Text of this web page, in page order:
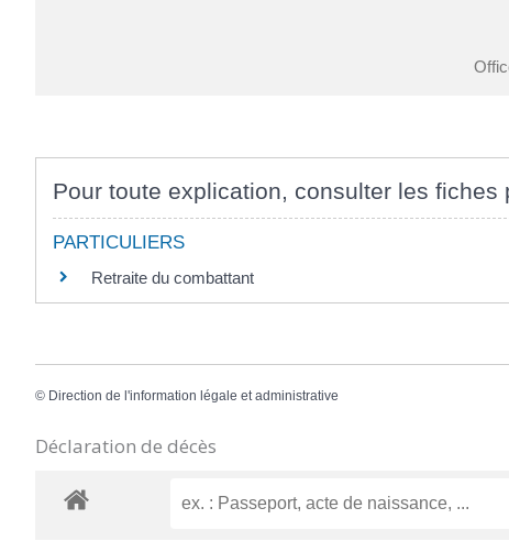
Pour toute explication, consulter les fiches
PARTICULIERS
Retraite du combattant
© Direction de l'information légale et administrative
Déclaration de décès